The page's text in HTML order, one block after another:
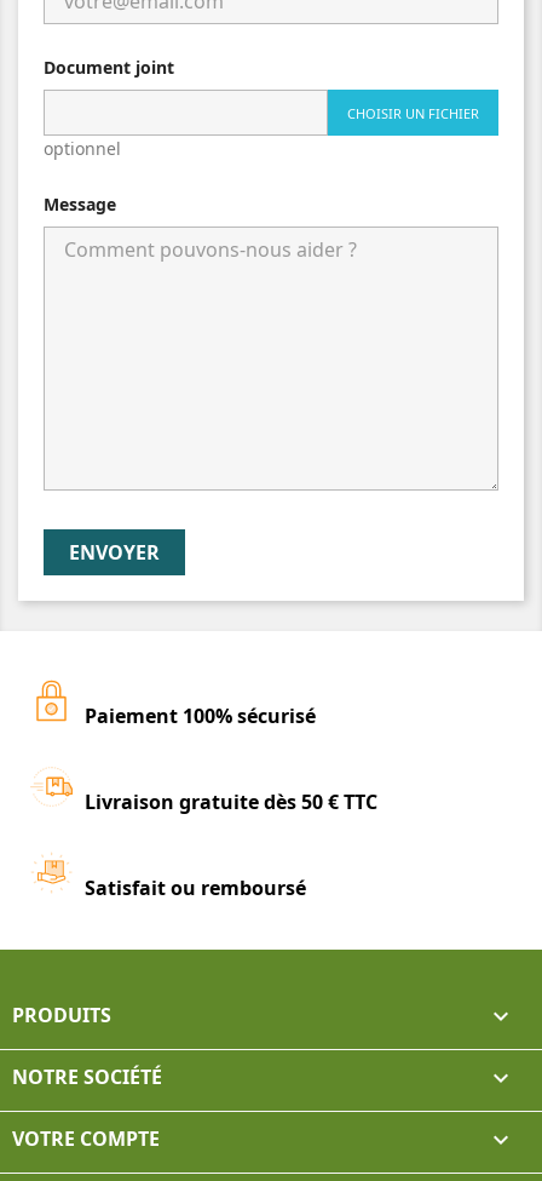
Document joint
CHOISIR UN FICHIER
optionnel
Message
Paiement 100% sécurisé
Livraison gratuite dès 50 € TTC
Satisfait ou remboursé
PRODUITS 
NOTRE SOCIÉTÉ 
VOTRE COMPTE 